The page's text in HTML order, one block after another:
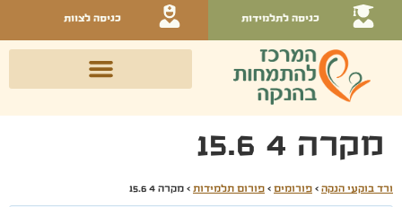
כניסה לתלמידות כניסה לצוות
מקרה 4 15.6
ורד בוקעי הנקה › פורומים › פורום תלמידות › מקרה 4 15.6